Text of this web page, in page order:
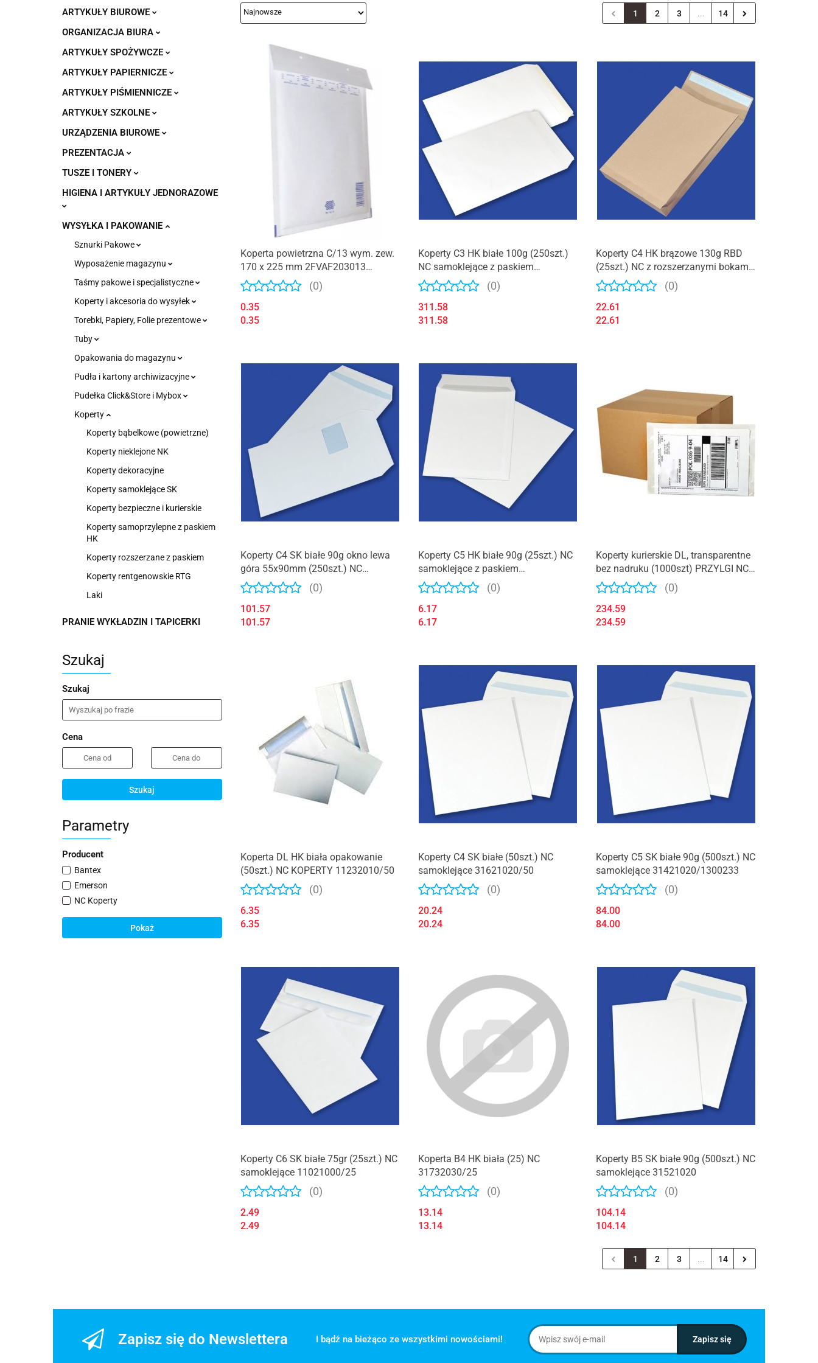
ARTYKUŁY BIUROWE
ORGANIZACJA BIURA
ARTYKUŁY SPOŻYWCZE
ARTYKUŁY PAPIERNICZE
ARTYKUŁY PIŚMIENNICZE
ARTYKUŁY SZKOLNE
URZĄDZENIA BIUROWE
PREZENTACJA
TUSZE I TONERY
HIGIENA I ARTYKUŁY JEDNORAZOWE
WYSYŁKA I PAKOWANIE
Sznurki Pakowe
Wyposażenie magazynu
Taśmy pakowe i specjalistyczne
Koperty i akcesoria do wysyłek
Torebki, Papiery, Folie prezentowe
Tuby
Opakowania do magazynu
Pudła i kartony archiwizacyjne
Pudełka Click&Store i Mybox
Koperty
Koperty bąbelkowe (powietrzne)
Koperty nieklejone NK
Koperty dekoracyjne
Koperty samoklejące SK
Koperty bezpieczne i kurierskie
Koperty samoprzylepne z paskiem
HK
Koperty rozszerzane z paskiem
Koperty rentgenowskie RTG
Laki
PRANIE WYKŁADZIN I TAPICERKI
Szukaj
Szukaj
Cena
Szukaj
Parametry
Producent
Bantex
Emerson
NC Koperty
Pokaż
1 2 3 ... 14
Koperta powietrzna C/13 wym. zew.
170 x 225 mm 2FVAF203013
bąbelkowa
(0)
0.35
0.35
Koperty C3 HK białe 100g (250szt.)
NC samoklejące z paskiem
31930037
(0)
311.58
311.58
Koperty C4 HK brązowe 130g RBD
(25szt.) NC z rozszerzanymi bokami
41633067/25
(0)
22.61
22.61
Koperty C4 SK białe 90g okno lewa
góra 55x90mm (250szt.) NC
samoklejące 31621320
(0)
101.57
101.57
Koperty C5 HK białe 90g (25szt.) NC
samoklejące z paskiem
31432020/25
(0)
6.17
6.17
Koperty kurierskie DL, transparentne
bez nadruku (1000szt) PRZYLGI NC
KOPERTY 055940/66138097
(0)
234.59
234.59
Koperta DL HK biała opakowanie
(50szt.) NC KOPERTY 11232010/50
(0)
6.35
6.35
Koperty C4 SK białe (50szt.) NC
samoklejące 31621020/50
(0)
20.24
20.24
Koperty C5 SK białe 90g (500szt.) NC
samoklejące 31421020/1300233
(0)
84.00
84.00
Koperty C6 SK białe 75gr (25szt.) NC
samoklejące 11021000/25
(0)
2.49
2.49
Koperta B4 HK biała (25) NC
31732030/25
(0)
13.14
13.14
Koperty B5 SK białe 90g (500szt.) NC
samoklejące 31521020
(0)
104.14
104.14
1 2 3 ... 14
Zapisz się do Newslettera I bądź na bieżąco ze wszystkimi nowościami!